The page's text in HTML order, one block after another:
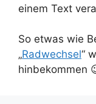
einem Text
So etwas wie
„Radwechsel“
hinbekommen